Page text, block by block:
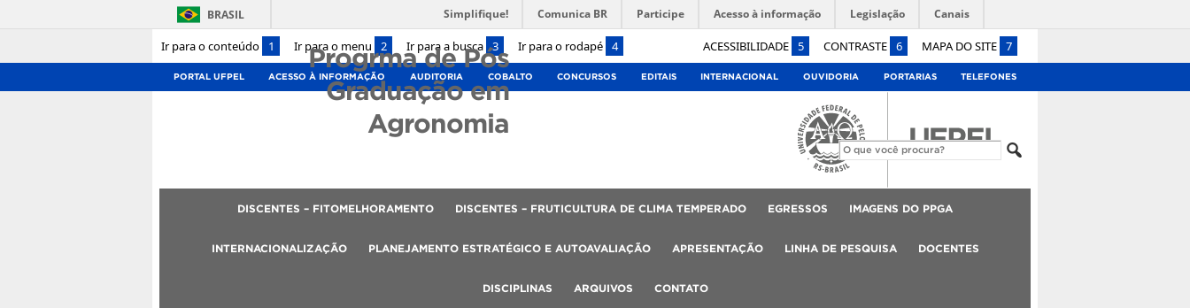
Ir para o conteúdo 1 Ir para o menu 2 Ir para a busca 3 Ir para o rodapé 4 ACESSIBILIDADE 5 CONTRASTE 6 MAPA DO SITE 7
BRASIL Simplifique! Comunica BR Participe Acesso à informação Legislação Canais
PORTAL UFPEL ACESSO À INFORMAÇÃO AUDITORIA COBALTO CONCURSOS EDITAIS INTERNACIONAL OUVIDORIA PORTARIAS TELEFONES
Progrma de Pós
Graduação em
Agronomia
DISCENTES – FITOMELHORAMENTO DISCENTES – FRUTICULTURA DE CLIMA TEMPERADO EGRESSOS IMAGENS DO PPGA
INTERNACIONALIZAÇÃO PLANEJAMENTO ESTRATÉGICO E AUTOAVALIAÇÃO APRESENTAÇÃO LINHA DE PESQUISA DOCENTES
DISCIPLINAS ARQUIVOS CONTATO